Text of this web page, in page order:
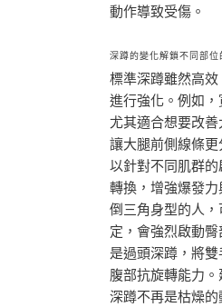
動作導致受傷。
深蹲的變化解鎖不同部位
標準深蹲雖然高
進行強化。例如
尤其適合想要改
讓大腿前側線條
以針對不同肌群
轉換，增強爆發
倒三角身型的人
定，會強烈啟動
是過頭深蹲，將
腹部抗旋轉能力
深蹲不再是枯燥